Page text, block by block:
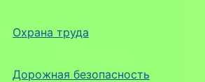
Охрана труда
Дорожная безопасность